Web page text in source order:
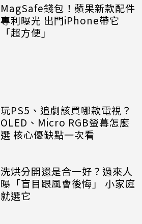
MagSafe錢包！蘋果新款配件
專利曝光 出門iPhone帶它
「超方便」
玩PS5、追劇該買哪款電視？
OLED、Micro RGB螢幕怎麼
選 核心優缺點一次看
洗烘分開還是合一好？過來人
曝「盲目跟風會後悔」 小家庭
就選它